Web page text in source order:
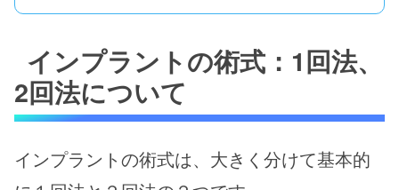
インプラントの術式：1回法、
2回法について
インプラントの術式は、大きく分けて基本的